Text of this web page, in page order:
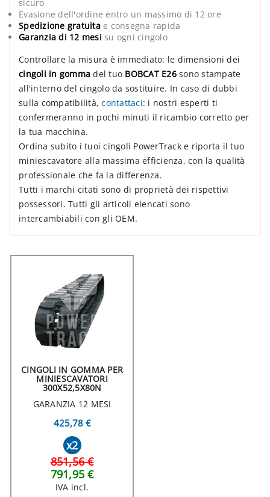
sicuro
Evasione dell'ordine entro un massimo di 12 ore
Spedizione gratuitae consegna rapida
Garanzia di 12 mesi su ogni cingolo
Controllare la misura è immediato: le dimensioni dei
cingoli in gomma del tuo BOBCAT E26sono stampate
all'interno del cingolo da sostituire. In caso di dubbi
sulla compatibilità,contattaci: i nostri esperti ti
confermeranno in pochi minuti il ricambio corretto per
la tua macchina.
Ordina subito i tuoi cingoli PowerTrack e riporta il tuo
miniescavatore alla massima efficienza, con la qualità
professionale che fa la differenza.
Tutti i marchi citati sono di proprietà dei rispettivi
possessori. Tutti gli articoli elencati sono
intercambiabili con gli OEM.
CINGOLI IN GOMMA PER
MINIESCAVATORI
300X52,5X80N
GARANZIA 12 MESI
425,78 €
x2
851,56 €
791,95 €
IVA incl.